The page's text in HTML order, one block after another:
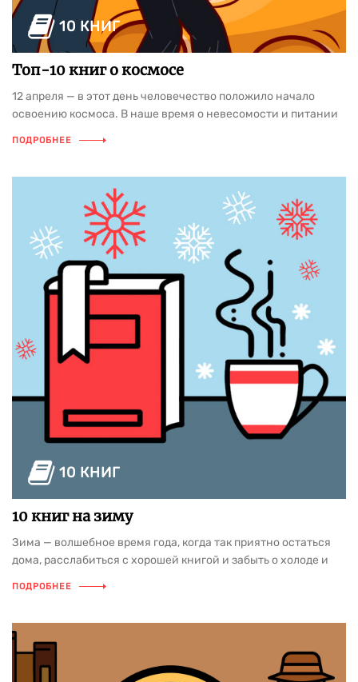
Топ-10 книг о космосе
12 апреля — в этот день человечество положило начало
освоению космоса. В наше время о невесомости и питании
факты Юрий Гагарин доказывал на практике: он сообщал о
занесен в историю, а день покорения человеком космоса
отмечается на международном уровне. С тех пор интерес к
пространству за пределами Земли только растет.
Отправляйтесь покорять просторы Вселенной вместе с
нами! Мы собрали пять книг для тех, кто любит космическую
фантастику, и еще пять для любителей нон-фикшн-
ПОДРОБНЕЕ
10 КНИГ
10 книг на зиму
Зима — волшебное время года, когда так приятно остаться
дома, расслабиться с хорошей книгой и забыть о холоде и
зимой, которые помогут создать особое настроение и
ПОДРОБНЕЕ
10 КНИГ